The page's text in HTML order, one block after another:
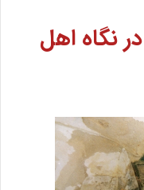
نگاه اهل